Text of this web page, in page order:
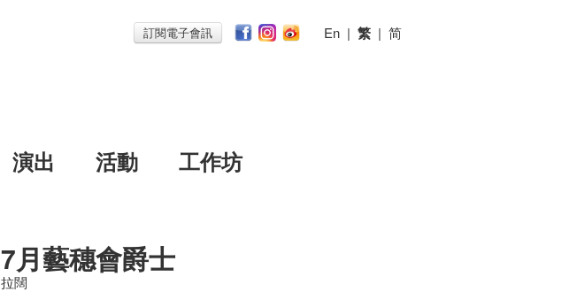
訂閱電子會訊 En | 繁 | 简
演出 活動
工作坊
7月藝穗會爵士
拉闊